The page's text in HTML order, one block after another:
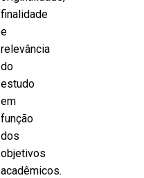
finalidade
e
relevância
do
estudo
em
função
dos
objetivos
acadêmicos.